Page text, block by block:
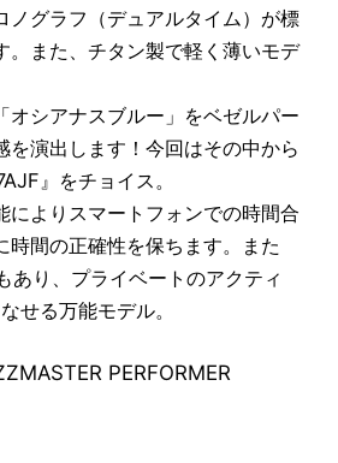
ノグラフ（デュアルタイム）が標
。また、チタン製で軽く薄いモデ
オシアナスブルー」をベゼルパー
を演出します！今回はその中から
』をチョイス。
によりスマートフォンでの時間合
時間の正確性を保ちます。また
あり、プライベートのアクティ
せる万能モデル。
PERFORMER